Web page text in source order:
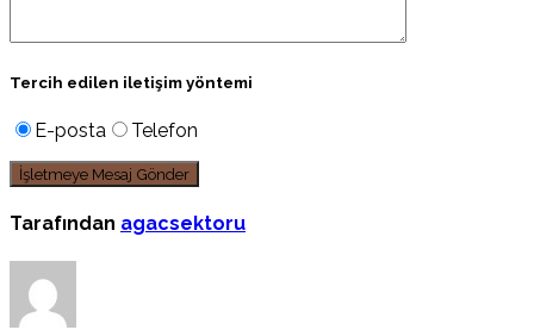
Tercih edilen iletişim yöntemi
E-posta Telefon
Tarafından agacsektoru